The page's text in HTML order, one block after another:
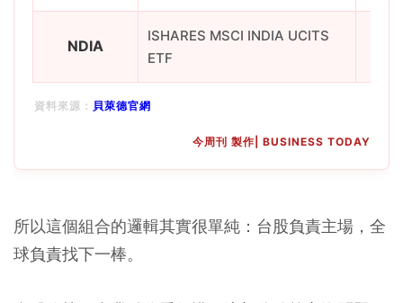
NDIA
ISHARES MSCI INDIA UCITS
ETF
資料來源： 貝萊德官網
今周刊 製作| BUSINESS TODAY
所以這個組合的邏輯其實很單純：台股負責主場，全
球負責找下一棒。